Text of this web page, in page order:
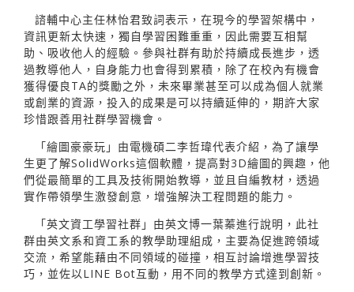
諮輔中心主任林怡君致詞表示，在現今的學習架構中，
資訊更新太快速，獨自學習困難重重，因此需要互相幫
助、吸收他人的經驗。參與社群有助於持續成長進步，透
過教導他人，自身能力也會得到累積，除了在校內有機會
獲得優良TA的獎勵之外，未來畢業甚至可以成為個人就業
或創業的資源，投入的成果是可以持續延伸的，期許大家
珍惜跟善用社群學習機會。
「繪圖豪豪玩」由電機碩二李哲瑋代表介紹，為了讓學
生更了解SolidWorks這個軟體，提高對3D繪圖的興趣，他
們從最簡單的工具及技術開始教導，並且自編教材，透過
實作帶領學生激發創意，增強解決工程問題的能力。
「英文資工學習社群」由英文博一葉蓁進行說明，此社
群由英文系和資工系的教學助理組成，主要為促進跨領域
交流，希望能藉由不同領域的碰撞，相互討論增進學習技
巧，並佐以LINE Bot互動，用不同的教學方式達到創新。